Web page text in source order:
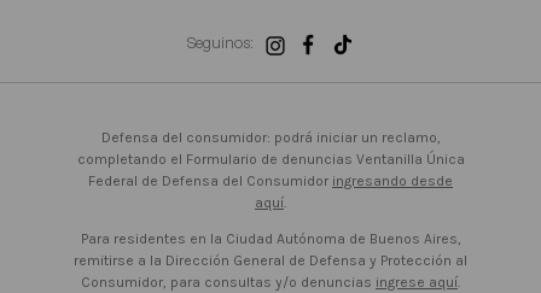
Seguinos:
Defensa del consumidor: podrá iniciar un reclamo,
completando el Formulario de denuncias Ventanilla Única
Federal de Defensa del Consumidor ingresando desde
aquí.
Para residentes en la Ciudad Autónoma de Buenos Aires,
remitirse a la Dirección General de Defensa y Protección al
Consumidor, para consultas y/o denuncias ingrese aquí.